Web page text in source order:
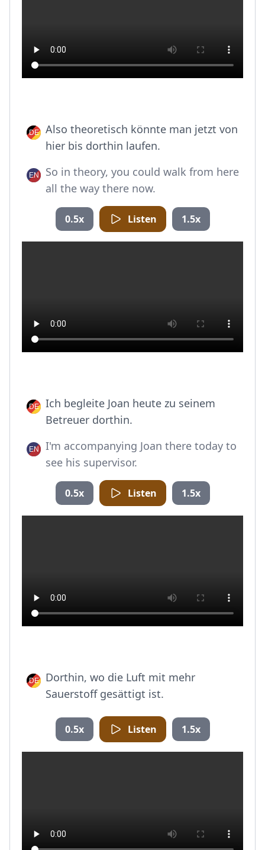
Also theoretisch könnte man jetzt von
hier bis dorthin laufen.
So in theory, you could walk from here
all the way there now.
0.5x Listen 1.5x
Ich begleite Joan heute zu seinem
Betreuer dorthin.
I'm accompanying Joan there today to
see his supervisor.
0.5x Listen 1.5x
Dorthin, wo die Luft mit mehr
Sauerstoff gesättigt ist.
0.5x Listen 1.5x